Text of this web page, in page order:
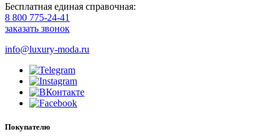
Бесплатная единая справочная:
8 800 775-24-41
заказать звонок
info@luxury-moda.ru
Покупателю